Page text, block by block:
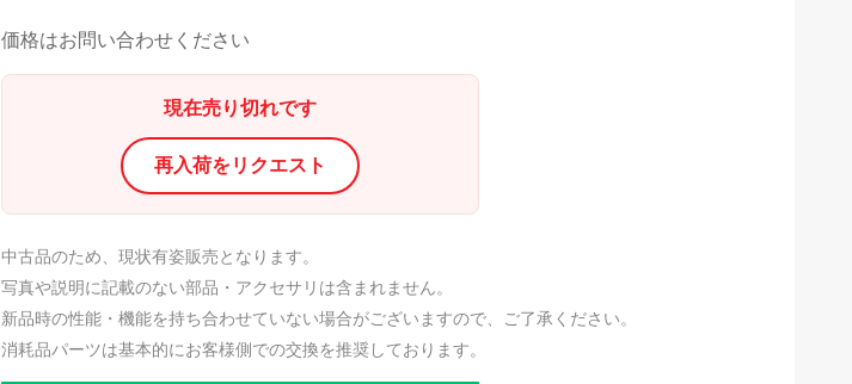
価格はお問い合わせください
現在売り切れです
再入荷をリクエスト
中古品のため、現状有姿販売となります。
写真や説明に記載のない部品・アクセサリは含まれません。
新品時の性能・機能を持ち合わせていない場合がございますので、ご了承ください。
消耗品パーツは基本的にお客様側での交換を推奨しております。